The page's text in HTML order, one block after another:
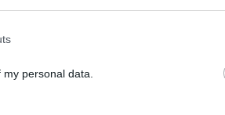
personal data.
kín z
a verejnej služby
riaditeľov,
manažérov, riaditeľov
a vzdelávací potenciál
porovnať svoje